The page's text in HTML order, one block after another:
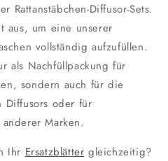
Rattanstäbchen-Diffusor-Sets.
aus, um eine unserer
vollständig aufzufüllen.
als Nachfüllpackung für
sondern auch für die
Diffusors oder für
anderer Marken.
Ihr Ersatzblätter gleichzeitig?